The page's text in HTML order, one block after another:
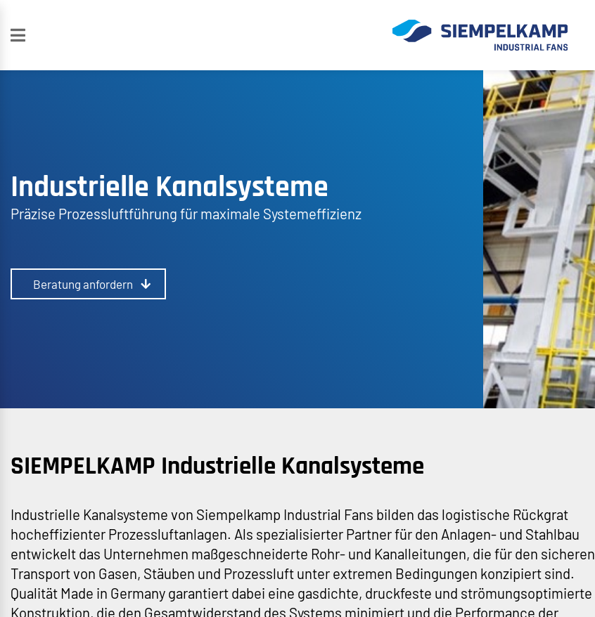
Industrielle Kanalsysteme
Präzise Prozessluftführung für maximale Systemeffizienz
Beratung anfordern
SIEMPELKAMP Industrielle Kanalsysteme
Industrielle Kanalsysteme von Siempelkamp Industrial Fans bilden das logistische Rückgrat
hocheffizienter Prozessluftanlagen. Als spezialisierter Partner für den Anlagen- und Stahlbau
entwickelt das Unternehmen maßgeschneiderte Rohr- und Kanalleitungen, die für den sicheren
Transport von Gasen, Stäuben und Prozessluft unter extremen Bedingungen konzipiert sind.
Qualität Made in Germany garantiert dabei eine gasdichte, druckfeste und strömungsoptimierte
Konstruktion, die den Gesamtwiderstand des Systems minimiert und die Performance der